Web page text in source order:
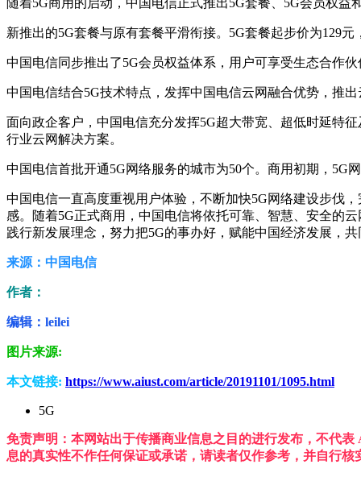
新推出的5G套餐与原有套餐平滑衔接。5G套餐起步价为129
中国电信同步推出了5G会员权益体系，用户可享受生态合作
中国电信结合5G技术特点，发挥中国电信云网融合优势，推
面向政企客户，中国电信充分发挥5G超大带宽、超低时延特
行业云网解决方案。
中国电信首批开通5G网络服务的城市为50个。商用初期，5G
中国电信一直高度重视用户体验，不断加快5G网络建设步伐
感。随着5G正式商用，中国电信将依托可靠、智慧、安全的
践行新发展理念，努力把5G的事办好，赋能中国经济发展，
来源：中国电信
作者：
编辑：leilei
图片来源:
本文链接: https://www.aiust.com/article/20191101/1095.html
5G
免责声明：本网站出于传播商业信息之目的进行发布，不代
息的真实性不作任何保证或承诺，请读者仅作参考，并自行